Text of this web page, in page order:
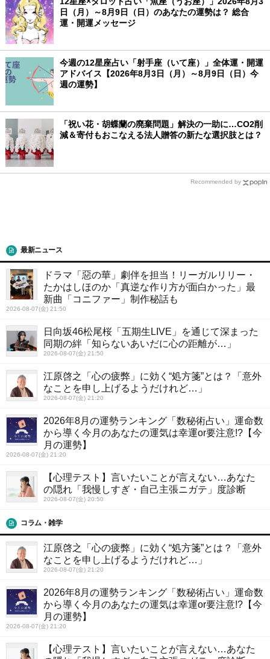
日（月）～8月9日（日）のあなたの運勢は？ 総合
運・開運メッセージ
今週の12星座占い「射手座（いて座）」全体運・開運
アドバイス【2026年8月3日（月）～8月9日（日）今
週の運勢】
「祝い花・胡蝶蘭の廃棄問題」解決の一助に…CO2削
減＆寄付もおこなえる法人贈答の新たな選択肢とは？
Recommended by
最新ニュース
ドラマ「惡の華」劇伴を担当！リーガルリリー・
たかはしほのか「真逆な作り方が面白かった」最
新曲「コニファー」制作秘話も
2026-08-07(金) 21:50
日向坂46松尾桜「五期生LIVE」を通じて深まった
同期の絆「知らないあいだに心の距離が…」
2026-08-07(金) 21:50
江原啓之「心の疲弊」に効く“処方箋”とは？「意外
なことを申し上げるようだけれど…」
2026-08-07(金) 21:20
2026年8月の運勢ランキング「数秘術占い」運命数
から導く今月のあなたの運気は幸運or要注意!?【今
月の運勢】
2026-08-07(金) 21:20
【心理テスト】言いたいことが言えない…あなた
の隠れ「我慢しすぎ・自己主張ニガテ」度診断
2026-08-07(金) 20:50
コラム・雑学
江原啓之「心の疲弊」に効く“処方箋”とは？「意外
なことを申し上げるようだけれど…」
2026-08-07(金) 21:20
2026年8月の運勢ランキング「数秘術占い」運命数
から導く今月のあなたの運気は幸運or要注意!?【今
月の運勢】
2026-08-07(金) 21:20
【心理テスト】言いたいことが言えない…あなた